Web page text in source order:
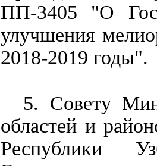
ПП-3405 "О
улучшения
2018-2019 годы".
5. Совету
областей и
Республики